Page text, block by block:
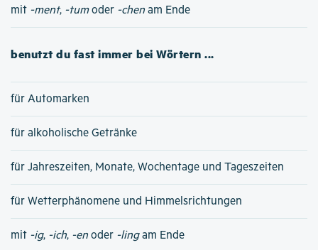
mit -ment, -tumoder -chen am Ende
benutzt du fast immer bei Wörtern ...
für Automarken
für alkoholische Getränke
für Jahreszeiten, Monate, Wochentage und Tageszeiten
für Wetterphänomene und Himmelsrichtungen
mit -ig, -ich, -en oder -lingam Ende